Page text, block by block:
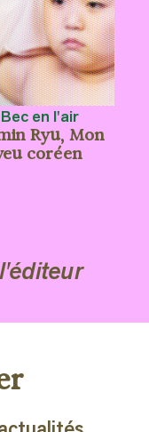
Bec en l'air
Ryu, Mon
coréen